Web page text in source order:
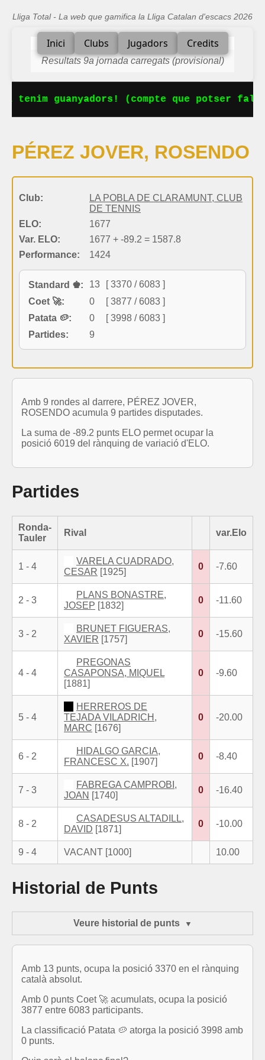
Lliga Total - La web que gamifica la Lliga Catalan d'escacs 2026
Inici Clubs Jugadors Credits
Resultats 9a jornada carregats (provisional)
tenim guanyadors! (compte que potser
PÉREZ JOVER, ROSENDO
Club:
LA POBLA DE CLARAMUNT, CLUB
DE TENNIS
ELO:
1677
Var. ELO:
1677 + -89.2 = 1587.8
Performance:
1424
Standard ♚: 13
[ 3370 / 6083 ]
Coet 🚀:
0
[ 3877 / 6083 ]
Patata 🥔:
0
[ 3998 / 6083 ]
Partides:
9
Amb 9 rondes al darrere, PÉREZ JOVER,
ROSENDO acumula 9 partides disputades.
La suma de -89.2 punts ELO permet ocupar la
posició 6019 del rànquing de variació d'ELO.
Partides
Ronda-
Tauler
Rival var.Elo
1 - 4
VARELA CUADRADO,
CESAR [1925]
0 -7.60
2 - 3
PLANS BONASTRE,
JOSEP [1832]
0 -11.60
3 - 2
BRUNET FIGUERAS,
XAVIER [1757]
0 -15.60
4 - 4
PREGONAS
CASAPONSA, MIQUEL
[1881]
0 -9.60
5 - 4
HERREROS DE
TEJADA VILADRICH,
MARC [1676]
0 -20.00
6 - 2
HIDALGO GARCIA,
FRANCESC X. [1907]
0 -8.40
7 - 3
FABREGA CAMPROBI,
JOAN [1740]
0 -16.40
8 - 2
CASADESUS ALTADILL,
DAVID [1871]
0 -10.00
9 - 4 VACANT [1000] 10.00
Historial de Punts
Veure historial de punts
Amb 13 punts, ocupa la posició 3370 en el rànquing
català absolut.
Amb 0 punts Coet 🚀 acumulats, ocupa la posició
3877 entre 6083 participants.
La classificació Patata 🥔 atorga la posició 3998 amb
0 punts.